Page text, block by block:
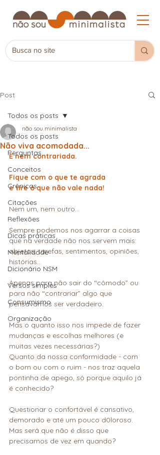
Post
Todos os posts
Perguntas
Conceitos
Crônicas
Citações
Reflexões
Dicas práticas
Mentalidade
Dicionário NSM
Versos simples
Consumismo
Organização
Todos os posts
Não viva acomodada...
não sou minimalista
E nem contrariada.
Fique com o que te agrada
e tire o que não vale nada!
Nem um, nem outro…
Sempre podemos nos agarrar a coisas
que na verdade não nos servem mais:
objetos, tarefas, sentimentos, opiniões,
histórias…
Apenas para não sair do “cômodo” ou
para não “contrariar” algo que
pensávamos ser verdadeiro.
Mas o quanto isso nos impede de fazer
mudanças e escolhas melhores (e
muitas vezes necessárias?)
Quanto da nossa conformidade - com
o bom ou com o ruim - nos traz aquela
pontinha de apego, só porque aquilo já
é conhecido?
Questionar o confortável é cansativo,
demorado e até um pouco d0loroso.
Mas será que não é disso que
precisamos de vez em quando?